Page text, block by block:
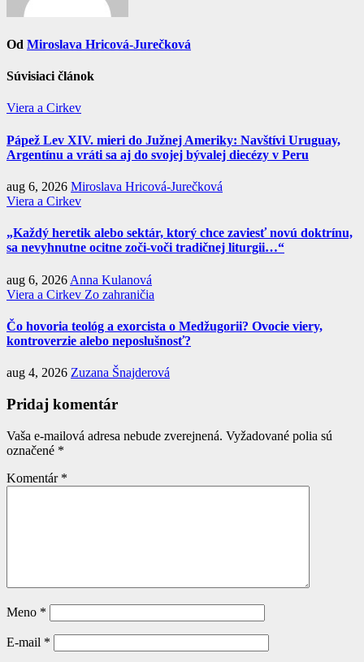
Od Miroslava Hricová-Jurečková
Súvisiaci článok
Viera a Cirkev
Pápež Lev XIV. mieri do Južnej Ameriky: Navštívi Uruguay,
Argentínu a vráti sa aj do svojej bývalej diecézy v Peru
aug 6, 2026 Miroslava Hricová-Jurečková
Viera a Cirkev
„Každý heretik alebo sektár, ktorý chce zaviesť novú doktrínu,
sa nevyhnutne ocitne zoči-voči tradičnej liturgii…“
aug 6, 2026 Anna Kulanová
Viera a Cirkev Zo zahraničia
Čo hovoria teológ a exorcista o Medžugorii? Ovocie viery,
kontroverzie alebo neposlušnosť?
aug 4, 2026 Zuzana Šnajderová
Pridaj komentár
Vaša e-mailová adresa nebude zverejnená. Vyžadované polia sú
označené *
Komentár *
Meno *
E-mail *